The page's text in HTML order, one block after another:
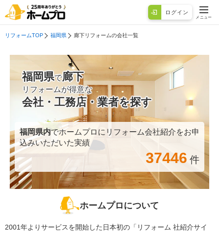
ログイン
メニュー
リフォームTOP 福岡県 廊下リフォームの会社一覧
福岡県で廊下
リフォームが得意な
会社・工務店・業者を探す
福岡県内でホームプロにリフォーム会社紹介をお申
込みいただいた実績
37446 件
ホームプロについて
2001年よりサービスを開始した日本初の「リフォーム 社紹介サイ